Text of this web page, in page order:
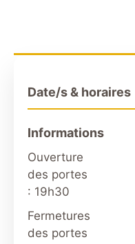
Date/s & horaires
Informations
Ouverture
des portes
: 19h30
Fermetures
des portes